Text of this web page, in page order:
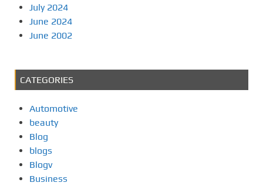
July 2024
June 2024
June 2002
CATEGORIES
Automotive
beauty
Blog
blogs
Blogv
Business